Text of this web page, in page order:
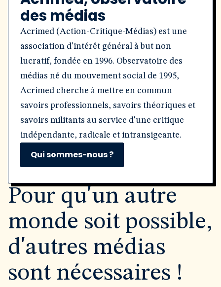
des médias
Acrimed (Action-Critique-Médias) est une
association d'intérêt général à but non
lucratif, fondée en 1996. Observatoire des
médias né du mouvement social de 1995,
Acrimed cherche à mettre en commun
savoirs professionnels, savoirs théoriques et
savoirs militants au service d'une critique
indépendante, radicale et intransigeante.
Qui sommes-nous ?
Pour qu'un autre
monde soit possible,
d'autres médias
sont nécessaires !